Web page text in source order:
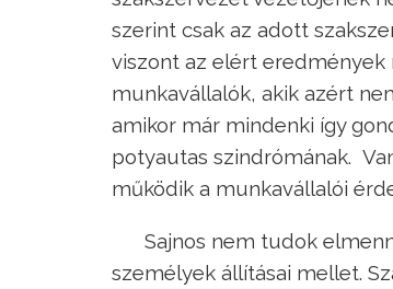
szerint csak az adott
viszont az elért eredmények
munkavállalók, akik azért
amikor már mindenki így
potyautas szindrómának.
működik a munkavállalói
Sajnos nem tudok
személyek állításai mellet.